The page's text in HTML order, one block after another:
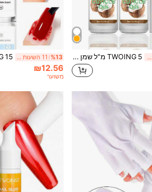
11 השעות האחרונות TWOING 5 מ"ל שמן לציפורניים, שמן מזין לציפורניים, מכיל שמן חוחובה, שמן זרעי ענבים, ויטמין E וסקוואלאן, מחזק את הציפורניים, מתאים לשימוש יומיומי, נייד, ציפורניים בניחוח קוקוס %13 11 השעות האחרונות
₪12.56
משוער